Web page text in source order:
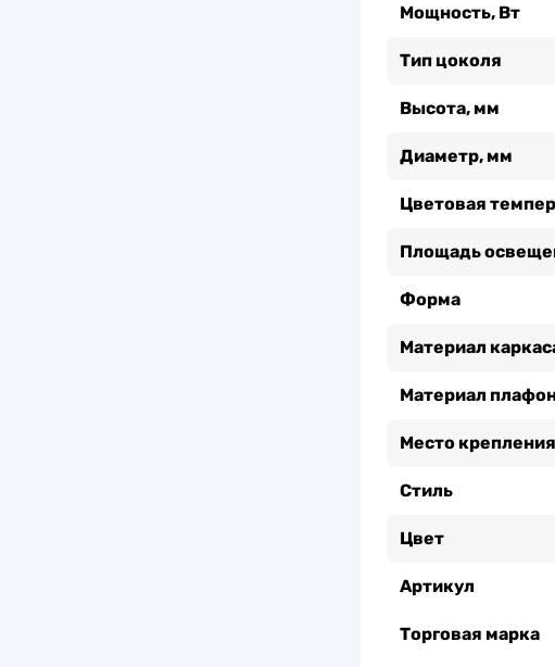
Мощность, Вт
Тип цоколя
Высота, мм
Диаметр, мм
Цветовая
Площадь
Форма
Материал
Материал
Место крепления
Стиль
Цвет
Артикул
Торговая марка